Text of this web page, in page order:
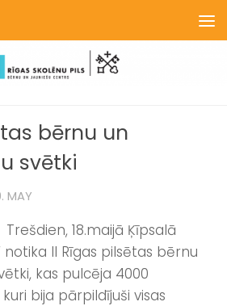
bērnu un
svētki
MAY
Trešdien, 18.maijā Ķīpsalā
notika II Rīgas pilsētas bērnu
kas pulcēja 4000
bija pārpildījuši visas